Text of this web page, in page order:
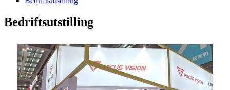
Bedriftsutstilling